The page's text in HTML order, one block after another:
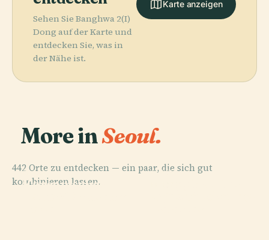
Sehen Sie Banghwa 2(I)
Dong auf der Karte und
entdecken Sie, was in
der Nähe ist.
Karte anzeigen
More inSeoul.
442 Orte zu entdecken — ein paar, die sich gut
kombinieren lassen.
PLACE
Koreanisches
PLACE
PLACE